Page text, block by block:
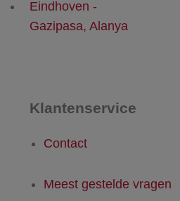
Eindhoven -
Gazipasa, Alanya
Klantenservice
Contact
Meest gestelde vragen